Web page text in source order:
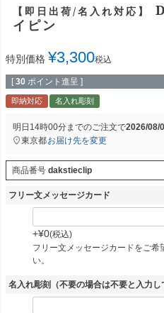
【即日出荷/名入れ対応】
イピン
特別価格 ¥3,300税込
[ 30 ポイント進呈 ]
即納対応 名入れ彫刻
明日 14時00分までのご注文で2026/08/
東京都お届け先を変更
商品番号 dakstieclip
フリー文メッセージカード
+¥0 税込
フリー文メッセージカードをご希
い。
名入れ彫刻（不要の場合は不要と入力し